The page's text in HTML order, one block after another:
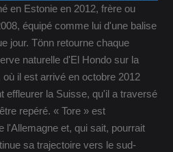
en Estonie en 2012, frère ou
équipé comme lui d'une balise
jour. Tönn retourne chaque
naturelle d'El Hondo sur la
il est arrivé en octobre 2012
effleurer la Suisse, qu'il a traversé
repéré. « Tore » est
l'Allemagne et, qui sait, pourrait
sa trajectoire vers le sud-